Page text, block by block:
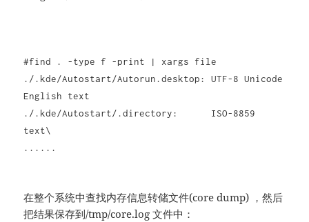
#find . -type f -print | xargs file
./.kde/Autostart/Autorun.desktop: UTF-8 Unicode
English text
./.kde/Autostart/.directory: ISO-8859
text\
......
在整个系统中查找内存信息转储文件(core dump) ，然后
把结果保存到/tmp/core.log 文件中：